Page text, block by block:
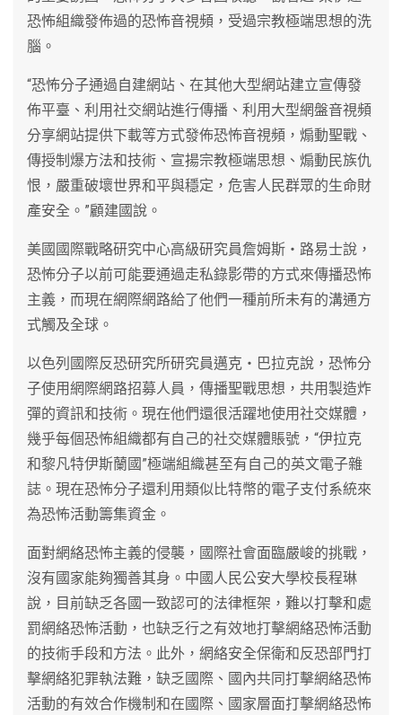
恐怖組織發佈過的恐怖音視頻，受過宗教極端思想的洗
腦。
“恐怖分子通過自建網站、在其他大型網站建立宣傳發
佈平臺、利用社交網站進行傳播、利用大型網盤音視頻
分享網站提供下載等方式發佈恐怖音視頻，煽動聖戰、
傳授制爆方法和技術、宣揚宗教極端思想、煽動民族仇
恨，嚴重破壞世界和平與穩定，危害人民群眾的生命財
產安全。”顧建國說。
美國國際戰略研究中心高級研究員詹姆斯‧路易士說，
恐怖分子以前可能要通過走私錄影帶的方式來傳播恐怖
主義，而現在網際網路給了他們一種前所未有的溝通方
式觸及全球。
以色列國際反恐研究所研究員邁克‧巴拉克說，恐怖分
子使用網際網路招募人員，傳播聖戰思想，共用製造炸
彈的資訊和技術。現在他們還很活躍地使用社交媒體，
幾乎每個恐怖組織都有自己的社交媒體賬號，“伊拉克
和黎凡特伊斯蘭國”極端組織甚至有自己的英文電子雜
誌。現在恐怖分子還利用類似比特幣的電子支付系統來
為恐怖活動籌集資金。
面對網絡恐怖主義的侵襲，國際社會面臨嚴峻的挑戰，
沒有國家能夠獨善其身。中國人民公安大學校長程琳
說，目前缺乏各國一致認可的法律框架，難以打擊和處
罰網絡恐怖活動，也缺乏行之有效地打擊網絡恐怖活動
的技術手段和方法。此外，網絡安全保衛和反恐部門打
擊網絡犯罪執法難，缺乏國際、國內共同打擊網絡恐怖
活動的有效合作機制和在國際、國家層面打擊網絡恐怖